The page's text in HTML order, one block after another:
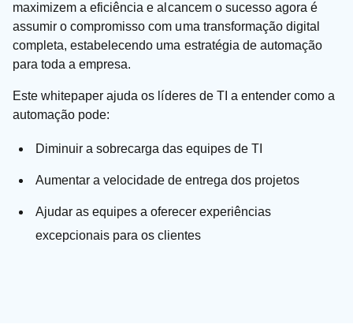
maximizem a eficiência e alcancem o sucesso agora é
assumir o compromisso com uma transformação digital
completa, estabelecendo uma estratégia de automação
para toda a empresa.
Este whitepaper ajuda os líderes de TI a entender como a
automação pode:
Diminuir a sobrecarga das equipes de TI
Aumentar a velocidade de entrega dos projetos
Ajudar as equipes a oferecer experiências
excepcionais para os clientes